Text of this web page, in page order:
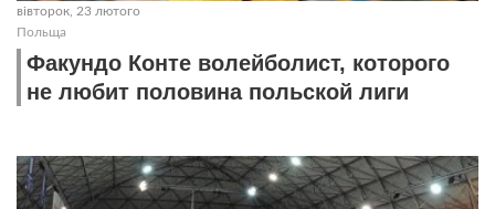
вівторок, 23 лютого
Польща
Факундо Конте волейболист, которого
не любит половина польской лиги